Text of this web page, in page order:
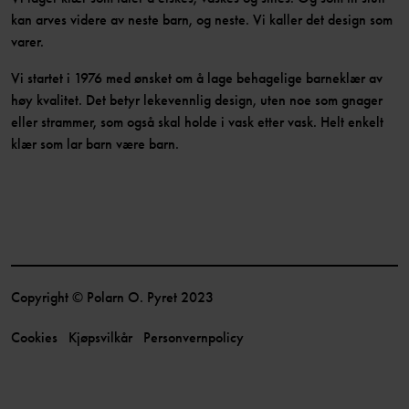
kan arves videre av neste barn, og neste. Vi kaller det design som
varer.
Vi startet i 1976 med ønsket om å lage behagelige barneklær av
høy kvalitet. Det betyr lekevennlig design, uten noe som gnager
eller strammer, som også skal holde i vask etter vask. Helt enkelt
klær som lar barn være barn.
Copyright © Polarn O. Pyret 2023
Cookies Kjøpsvilkår Personvernpolicy